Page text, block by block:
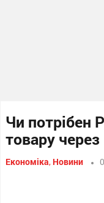
Чи потрібен
товару через
Економіка, Новини